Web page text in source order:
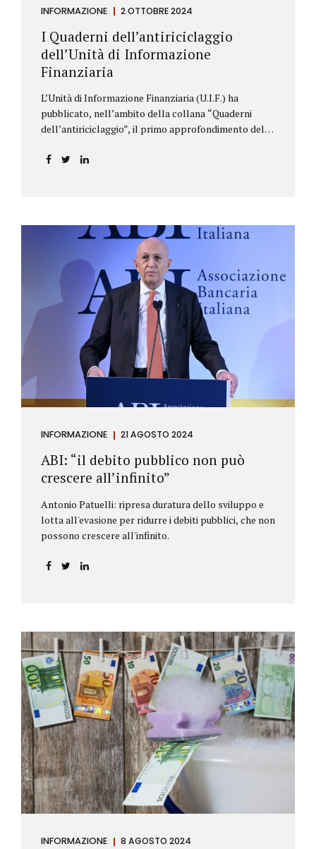
INFORMAZIONE 2 OTTOBRE 2024
I Quaderni dell’antiriciclaggio
dell’Unità di Informazione
Finanziaria
L’Unità di Informazione Finanziaria (U.I.F.) ha
pubblicato, nell’ambito della collana “Quaderni
dell’antiriciclaggio”, il primo approfondimento del
aggiornamenti della normativa e della
riguardano le novità nella disciplina internazionale e
nazionale, e forniscono informazioni su
eventuali consultazioni pubbliche e su pronunce di
particolare rilevanza emesse nell’esercizio
dell’attività giurisdizionale. In questo numero
l’approfondimento è dedicato, in particolare: alla
recente normativa della UE sugli obblighi
antiriciclaggio (c.d. AML Package), tra cui il
Regolamento Antiriciclaggio e la Direttiva AML;
all’AMLA, ovvero alla nuova Autorità europea che
INFORMAZIONE 21 AGOSTO 2024
ABI: “il debito pubblico non può
crescere all’infinito”
Antonio Patuelli: ripresa duratura dello sviluppo e
lotta all'evasione per ridurre i debiti pubblici, che non
possono crescere all'infinito.
INFORMAZIONE 8 AGOSTO 2024